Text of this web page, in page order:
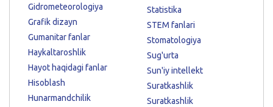
Gidrometeorologiya
Grafik dizayn
Gumanitar fanlar
Haykaltaroshlik
Hayot haqidagi fanlar
Hisoblash
Hunarmandchilik
Statistika
STEM fanlari
Stomatologiya
Sug'urta
Sun'iy intellekt
Suratkashlik
Suratkashlik